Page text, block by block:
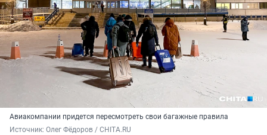
Авиакомпании придется пересмотреть свои багажные правила
Источник: Олег Фёдоров / CHITA.RU